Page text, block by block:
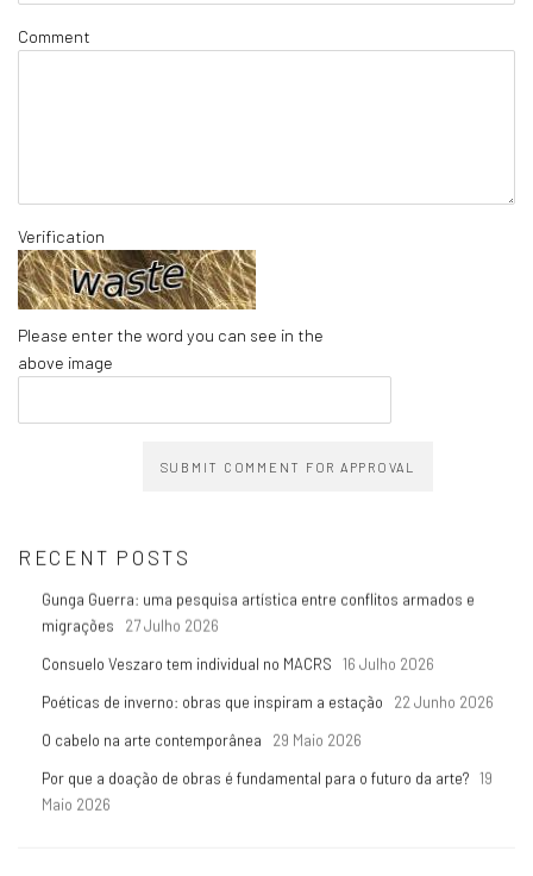
Comment
Verification
Please enter the word you can see in the
above image
SUBMIT COMMENT FOR APPROVAL
RECENT POSTS
Gunga Guerra: uma pesquisa artística entre conflitos armados e
migrações
27 Julho 2026
Consuelo Veszaro tem individual no MACRS
16 Julho 2026
Poéticas de inverno: obras que inspiram a estação
22 Junho 2026
O cabelo na arte contemporânea
29 Maio 2026
Por que a doação de obras é fundamental para o futuro da arte? 19
Maio 2026